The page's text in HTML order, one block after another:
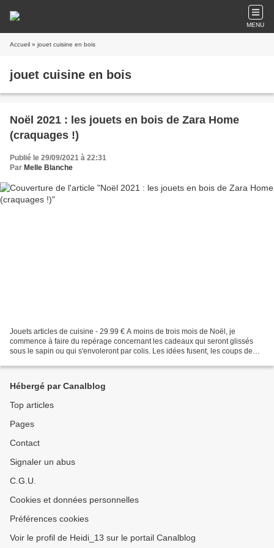
MENU
Accueil » jouet cuisine en bois
jouet cuisine en bois
Noël 2021 : les jouets en bois de Zara Home
(craquages !)
Publié le 29/09/2021 à 22:31
Par Melle Blanche
Jouets articles de cuisine - 29.99 € A moins de trois mois de Noël, je
commence à faire du repérage concernant les cadeaux qui seront glissés
sous le sapin ou qui s'envoleront par colis. Les idées fusent, les coups de
Hébergé par Canalblog
Top articles
Pages
Contact
Signaler un abus
C.G.U.
Cookies et données personnelles
Préférences cookies
Voir le profil de Heidi_13 sur le portail Canalblog